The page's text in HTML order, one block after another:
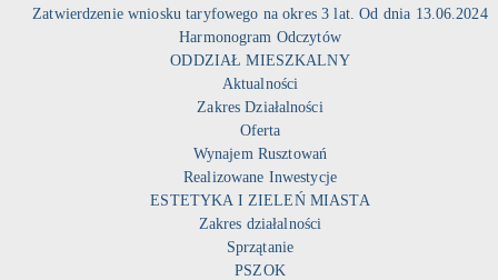
Zatwierdzenie wniosku taryfowego na okres 3 lat. Od dnia 13.06.2024
Harmonogram Odczytów
ODDZIAŁ MIESZKALNY
Aktualności
Zakres Działalności
Oferta
Wynajem Rusztowań
Realizowane Inwestycje
ESTETYKA I ZIELEŃ MIASTA
Zakres działalności
Sprzątanie
PSZOK